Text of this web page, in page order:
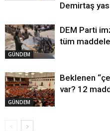
Demirtaş
GÜNDEM
DEM Parti
tüm
GÜNDEM
Beklenen
var? 12